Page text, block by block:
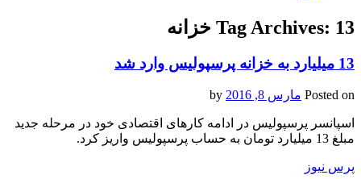
Tag Archives: 13 خزانه
13 میلیارد به خزانه پرسپولیس وارد شد
Posted on مارس 8, 2016
اسپانسر پرسپولیس در ادامه کارهای اقتصادی خود در مرحله جدید
مبلغ 13 میلیارد تومان به حساب پرسپولیس واریز کرد.
پرس نیوز